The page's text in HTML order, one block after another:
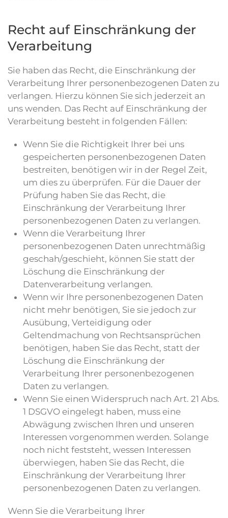
Recht auf Einschränkung der
Verarbeitung
Sie haben das Recht, die Einschränkung der
Verarbeitung Ihrer personenbezogenen Daten zu
verlangen. Hierzu können Sie sich jederzeit an
uns wenden. Das Recht auf Einschränkung der
Verarbeitung besteht in folgenden Fällen:
Wenn Sie die Richtigkeit Ihrer bei uns
gespeicherten personenbezogenen Daten
bestreiten, benötigen wir in der Regel Zeit,
um dies zu überprüfen. Für die Dauer der
Prüfung haben Sie das Recht, die
Einschränkung der Verarbeitung Ihrer
personenbezogenen Daten zu verlangen.
Wenn die Verarbeitung Ihrer
personenbezogenen Daten unrechtmäßig
geschah/geschieht, können Sie statt der
Löschung die Einschränkung der
Datenverarbeitung verlangen.
Wenn wir Ihre personenbezogenen Daten
nicht mehr benötigen, Sie sie jedoch zur
Ausübung, Verteidigung oder
Geltendmachung von Rechtsansprüchen
benötigen, haben Sie das Recht, statt der
Löschung die Einschränkung der
Verarbeitung Ihrer personenbezogenen
Daten zu verlangen.
Wenn Sie einen Widerspruch nach Art. 21 Abs.
1 DSGVO eingelegt haben, muss eine
Abwägung zwischen Ihren und unseren
Interessen vorgenommen werden. Solange
noch nicht feststeht, wessen Interessen
überwiegen, haben Sie das Recht, die
Einschränkung der Verarbeitung Ihrer
personenbezogenen Daten zu verlangen.
Wenn Sie die Verarbeitung Ihrer